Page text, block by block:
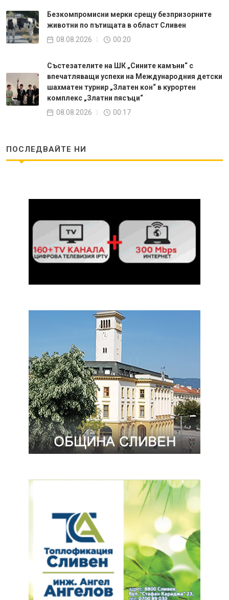
Безкомпромисни мерки срещу безпризорните
животни по пътищата в област Сливен
08.08.2026
00:20
Състезателите на ШК „Сините камъни“ с
впечатляващи успехи на Международния детски
шахматен турнир „Златен кон“ в курортен
комплекс „Златни пясъци“
08.08.2026
00:17
ПОСЛЕДВАЙТЕ НИ